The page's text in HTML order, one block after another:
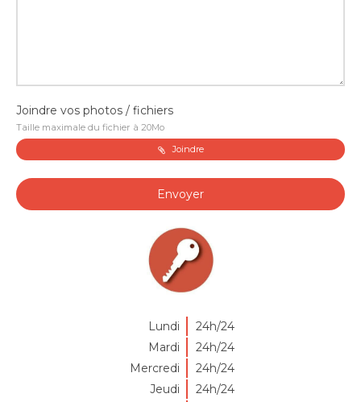
Joindre vos photos / fichiers
Taille maximale du fichier à 20Mo
Joindre
Envoyer
Lundi
24h/24
Mardi
24h/24
Mercredi
24h/24
Jeudi
24h/24